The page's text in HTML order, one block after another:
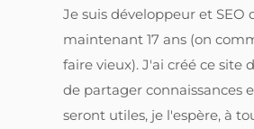
Je suis développeur et SEO
maintenant 17 ans (on
faire vieux). J'ai créé ce site
de partager connaissances
seront utiles, je l'espère, à